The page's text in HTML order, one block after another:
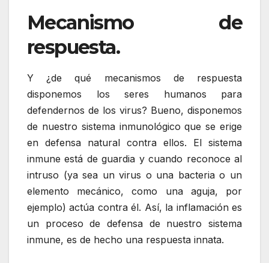
Mecanismo de
respuesta.
Y ¿de qué mecanismos de respuesta
disponemos los seres humanos para
defendernos de los virus? Bueno, disponemos
de nuestro sistema inmunológico que se erige
en defensa natural contra ellos. El sistema
inmune está de guardia y cuando reconoce al
intruso (ya sea un virus o una bacteria o un
elemento mecánico, como una aguja, por
ejemplo) actúa contra él. Así, la inflamación es
un proceso de defensa de nuestro sistema
inmune, es de hecho una respuesta innata.